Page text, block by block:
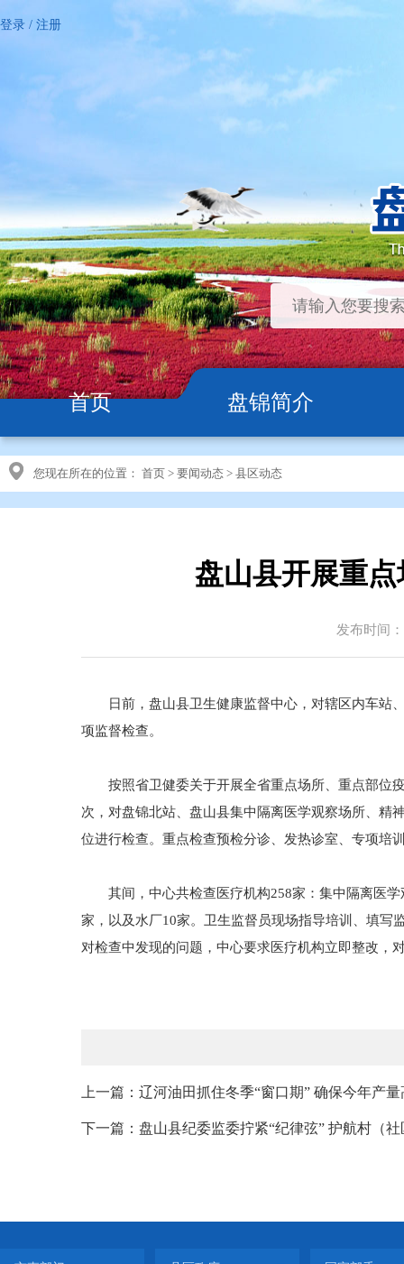
登录 / 注册
首页 盘锦简介
您现在所在的位置： 首页 > 要闻动态 > 县区动态
盘山县开展重
发布时间
日前，盘山县卫生健康监督中心，对辖区内车站、
项监督检查。
按照省卫健委关于开展全省重点场所、重点部位疫
次，对盘锦北站、盘山县集中隔离医学观察场所、精
位进行检查。重点检查预检分诊、发热诊室、专项培
其间，中心共检查医疗机构258家：集中隔离医学
家，以及水厂10家。卫生监督员现场指导培训、填写
对检查中发现的问题，中心要求医疗机构立即整改，
上一篇：辽河油田抓住冬季“窗口期” 确保今年产
下一篇：盘山县纪委监委拧紧“纪律弦” 护航村（